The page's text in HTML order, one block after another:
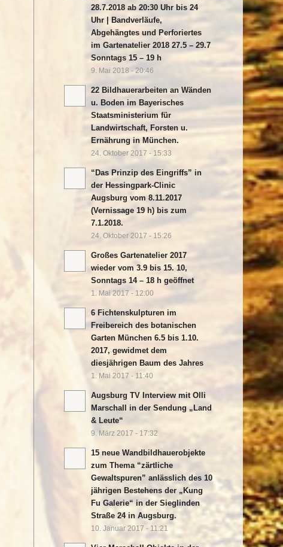
28.7.2018 ab 20:30 Uhr bis 24
Uhr | Bandverläufe,
Abgehängtes und Perforiertes
im Gartenatelier 2018 27.5 – 29.7
Sonntags 15 – 19 h
9. Mai 2018 - 20:46
22 Bildhauerarbeiten an Wänden
u. Boden im Bayerisches
Staatsministerium für
Landwirtschaft, Forsten u.
Ernährung in München.
24. Oktober 2017 - 15:33
“Das Prinzip des Eingriffs” in
der Hessingpark-Clinic
Augsburg vom 8.11.2017
(Vernissage 19 h) bis zum
7.1.2018.
24. Oktober 2017 - 15:26
Großes Gartenatelier 2017
wieder vom 3.9 bis 15. 10,
Sonntags 14 – 18 h geöffnet
1. Mai 2017 - 12:00
6 Fichtenskulpturen im
Freibereich des botanischen
Garten München 6.5 bis 1.10.
2017, gewidmet dem
diesjährigen Baum des Jahres
1. Mai 2017 - 11:40
Augsburg TV Interview mit Olli
Marschall in der Sendung „Land
& Leute“
9. März 2017 - 17:32
15 neue Wandbildhauerobjekte
zum Thema “zärtliche
Gewaltspuren” anlässlich des 10
jährigen Bestehens der „Kung
Fu Galerie“ in der Sieglinden
Straße 24 in Augsburg.
10. Januar 2017 - 11:21